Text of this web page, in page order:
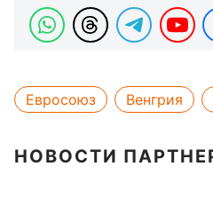
Евросоюз Венгрия
НОВОСТИ